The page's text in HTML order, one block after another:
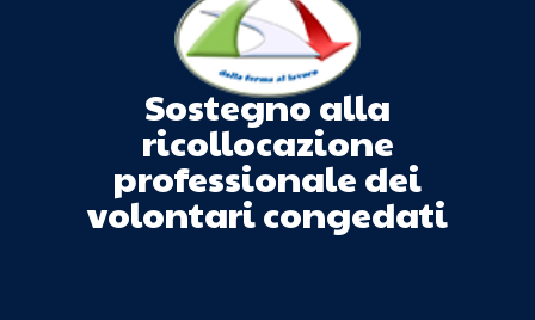
Sostegno alla
ricollocazione
professionale dei
volontari congedati